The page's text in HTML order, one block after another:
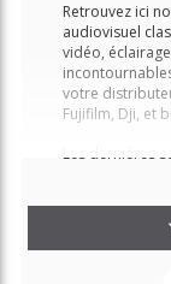
Retrouvez ici
audiovisuel
vidéo,
votre
Fujifilm, Dji, et
Les dernières
plus à les